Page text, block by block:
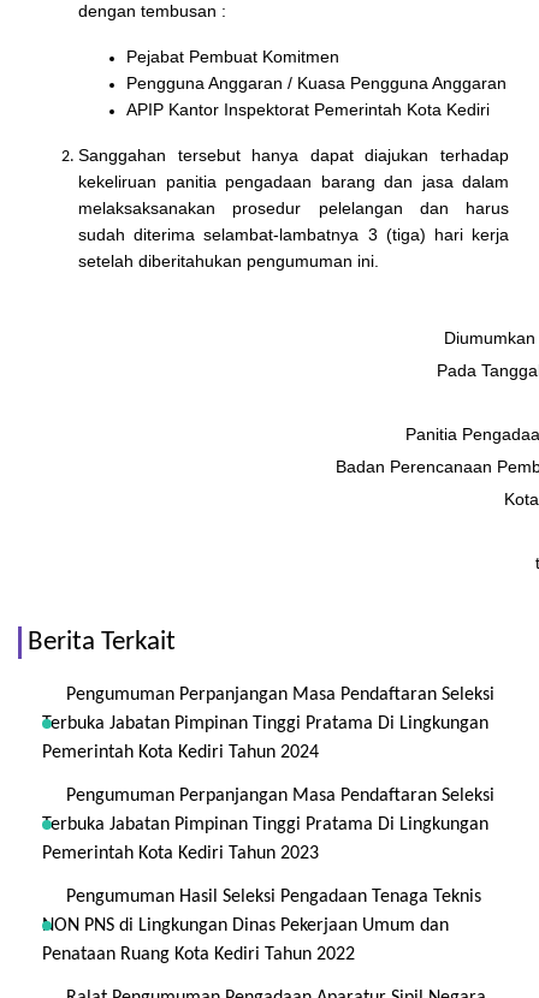
dengan tembusan :
Pejabat Pembuat Komitmen
Pengguna Anggaran / Kuasa Pengguna Anggaran
APIP Kantor Inspektorat Pemerintah Kota Kediri
Sanggahan tersebut hanya dapat diajukan terhadap
kekeliruan panitia pengadaan barang dan jasa dalam
melaksaksanakan prosedur pelelangan dan harus
sudah diterima selambat-lambatnya 3 (tiga) hari kerja
setelah diberitahukan pengumuman ini.
Pada
Panitia
Badan Perencanaan
Berita Terkait
Pengumuman Perpanjangan Masa Pendaftaran Seleksi
Terbuka Jabatan Pimpinan Tinggi Pratama Di Lingkungan
Pemerintah Kota Kediri Tahun 2024
Pengumuman Perpanjangan Masa Pendaftaran Seleksi
Terbuka Jabatan Pimpinan Tinggi Pratama Di Lingkungan
Pemerintah Kota Kediri Tahun 2023
Pengumuman Hasil Seleksi Pengadaan Tenaga Teknis
NON PNS di Lingkungan Dinas Pekerjaan Umum dan
Penataan Ruang Kota Kediri Tahun 2022